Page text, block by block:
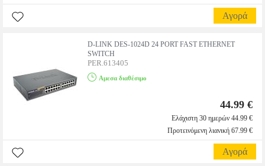
Αγορά
D-LINK DES-1024D 24 PORT FAST ETHERNET
SWITCH
PER.613405
Αμεσα διαθέσιμο
44.99 €
Ελάχιστη 30 ημερών 44.99 €
Προτεινόμενη λιανική 67.99 €
Αγορά